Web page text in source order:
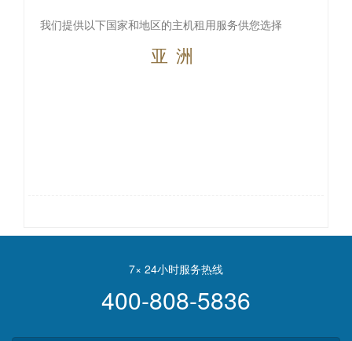
我们提供以下国家和地区的主机租用服务供您选择
亚洲
7× 24小时服务热线
400-808-5836